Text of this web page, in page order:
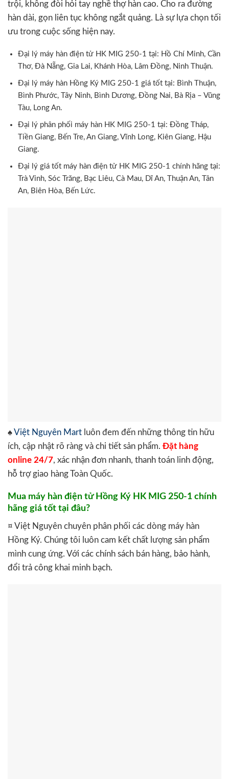
trội, không đòi hỏi tay nghề thợ hàn cao. Cho ra đường
hàn dài, gọn liên tục không ngắt quảng. Là sự lựa chọn tối
ưu trong cuộc sống hiện nay.
Đại lý máy hàn điện tử HK MIG 250-1 tại: Hồ Chí Minh, Cần
Thơ, Đà Nẵng, Gia Lai, Khánh Hòa, Lâm Đồng, Ninh Thuận.
Đại lý máy hàn Hồng Ký MIG 250-1 giá tốt tại: Bình Thuận,
Bình Phước, Tây Ninh, Bình Dương, Đồng Nai, Bà Rịa – Vũng
Tàu, Long An.
Đại lý phân phối máy hàn HK MIG 250-1 tại: Đồng Tháp,
Tiền Giang, Bến Tre, An Giang, Vĩnh Long, Kiên Giang, Hậu
Giang.
Đại lý giá tốt máy hàn điện tử HK MIG 250-1 chính hãng tại:
Trà Vinh, Sóc Trăng, Bạc Liêu, Cà Mau, Dĩ An, Thuận An, Tân
An, Biên Hòa, Bến Lức.
♠Việt Nguyên Mart luôn đem đến những thông tin hữu
ích, cập nhật rõ ràng và chi tiết sản phẩm. Đặt hàng
online 24/7, xác nhận đơn nhanh, thanh toán linh động,
hỗ trợ giao hàng Toàn Quốc.
Mua máy hàn điện tử Hồng Ký HK MIG 250-1 chính
hãng giá tốt tại đâu?
¤ Việt Nguyên chuyên phân phối các dòng máy hàn
Hồng Ký. Chúng tôi luôn cam kết chất lượng sản phẩm
mình cung ứng. Với các chính sách bán hàng, bảo hành,
đổi trả công khai minh bạch.